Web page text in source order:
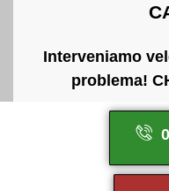
Interveniamo
problema!